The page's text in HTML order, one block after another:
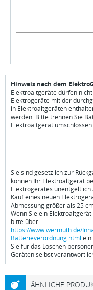
Hinweis nach dem
Elektroaltgeräte dürfen
Elektrogeräte mit der
in Elektroaltgeräten
werden. Bitte trennen Sie
Elektroaltgerät
Sie sind gesetzlich zur
können Ihr Elektroaltgerät
Elektrogerätes
Kauf eines neuen
Abmessung größer als 25
Wenn Sie ein
bitte über
https://www.wermuth.de/
Batterieverordnung.html ein
Sie für das Löschen
Geräten selbst
ÄHNLICHE